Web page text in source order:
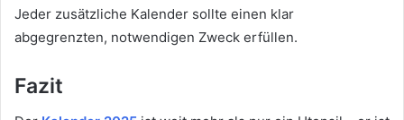
Jeder zusätzliche Kalender sollte einen klar
abgegrenzten, notwendigen Zweck erfüllen.
Fazit